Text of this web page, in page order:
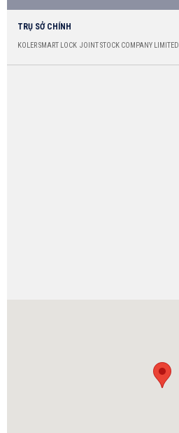
TRỤ SỞ CHÍNH
KOLER SMART LOCK JOINT STOCK COMPANY LIMITED